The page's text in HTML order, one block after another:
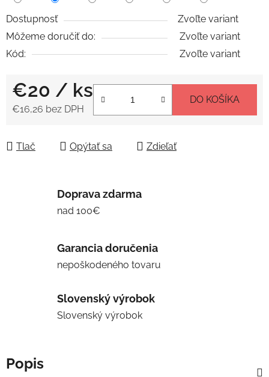
Dostupnosť
Zvoľte variant
Môžeme doručiť do:
Zvoľte variant
Kód:
Zvoľte variant
€20 / ks
€16,26 bez DPH
DO KOŠÍKA
Tlač Opýtať sa Zdieľať
Doprava zdarma
nad 100€
Garancia doručenia
nepoškodeného tovaru
Slovenský výrobok
Slovenský výrobok
Popis